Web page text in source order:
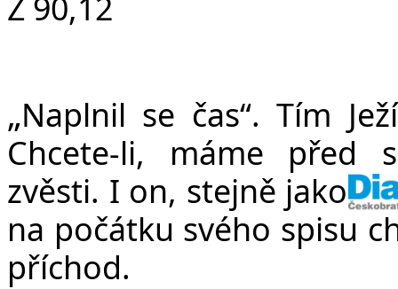
„Naplnil se čas“. Tím
Chcete-li, máme před
zvěsti. I on, stejně jako
na počátku svého spisu
příchod.